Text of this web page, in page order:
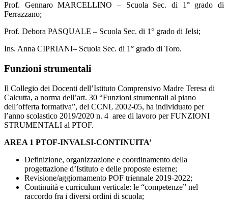
Prof. Gennaro MARCELLINO – Scuola Sec. di 1° grado di
Ferrazzano;
Prof. Debora PASQUALE – Scuola Sec. di 1° grado di Jelsi;
Ins. Anna CIPRIANI– Scuola Sec. di 1° grado di Toro.
Funzioni strumentali
Il Collegio dei Docenti dell’Istituto Comprensivo Madre Teresa di
Calcutta, a norma dell’art. 30 “Funzioni strumentali al piano
dell’offerta formativa”, del CCNL 2002-05, ha individuato per
l’anno scolastico 2019/2020 n. 4 aree di lavoro per FUNZIONI
STRUMENTALI al PTOF.
AREA 1 PTOF-INVALSI-CONTINUITA’
Definizione, organizzazione e coordinamento della
progettazione d’Istituto e delle proposte esterne;
Revisione/aggiornamento POF triennale 2019-2022;
Continuità e curriculum verticale: le “competenze” nel
raccordo fra i diversi ordini di scuola;